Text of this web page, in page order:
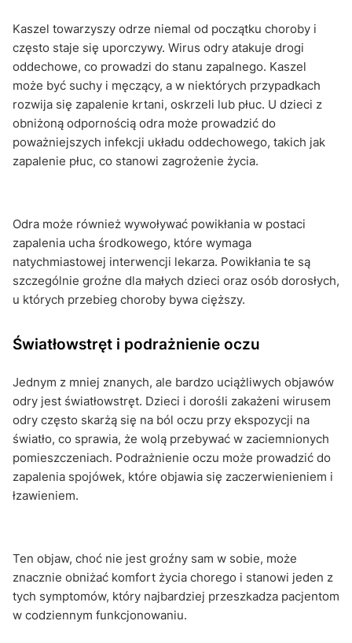
Kaszel towarzyszy odrze niemal od początku choroby i
często staje się uporczywy. Wirus odry atakuje drogi
oddechowe, co prowadzi do stanu zapalnego. Kaszel
może być suchy i męczący, a w niektórych przypadkach
rozwija się zapalenie krtani, oskrzeli lub płuc. U dzieci z
obniżoną odpornością odra może prowadzić do
poważniejszych infekcji układu oddechowego, takich jak
zapalenie płuc, co stanowi zagrożenie życia.
Odra może również wywoływać powikłania w postaci
zapalenia ucha środkowego, które wymaga
natychmiastowej interwencji lekarza. Powikłania te są
szczególnie groźne dla małych dzieci oraz osób dorosłych,
u których przebieg choroby bywa cięższy.
Światłowstręt i podrażnienie oczu
Jednym z mniej znanych, ale bardzo uciążliwych objawów
odry jest światłowstręt. Dzieci i dorośli zakażeni wirusem
odry często skarżą się na ból oczu przy ekspozycji na
światło, co sprawia, że wolą przebywać w zaciemnionych
pomieszczeniach. Podrażnienie oczu może prowadzić do
zapalenia spojówek, które objawia się zaczerwienieniem i
łzawieniem.
Ten objaw, choć nie jest groźny sam w sobie, może
znacznie obniżać komfort życia chorego i stanowi jeden z
tych symptomów, który najbardziej przeszkadza pacjentom
w codziennym funkcjonowaniu.